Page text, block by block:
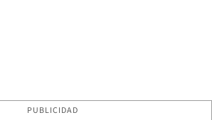
PUBLICIDAD